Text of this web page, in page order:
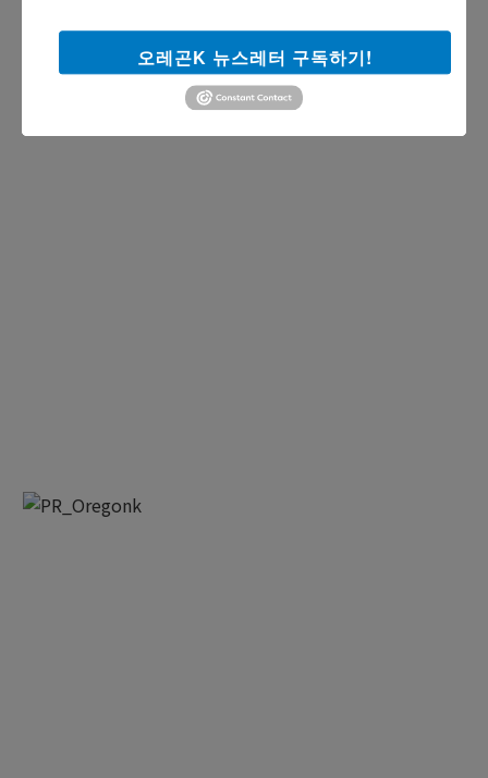
오레곤K 뉴스레터 구독하기!